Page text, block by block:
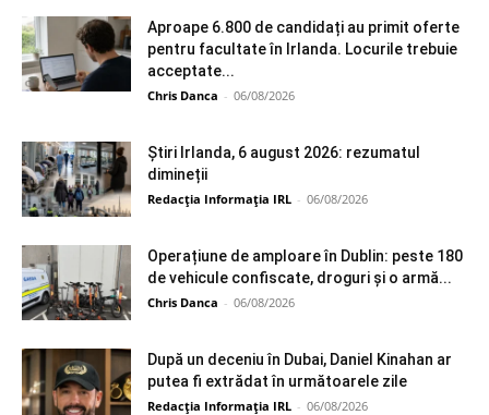
Aproape 6.800 de candidați au primit oferte
pentru facultate în Irlanda. Locurile trebuie
acceptate...
Chris Danca - 06/08/2026
Știri Irlanda, 6 august 2026: rezumatul
dimineții
Redacția Informația IRL - 06/08/2026
Operațiune de amploare în Dublin: peste 180
de vehicule confiscate, droguri și o armă...
Chris Danca - 06/08/2026
După un deceniu în Dubai, Daniel Kinahan ar
putea fi extrădat în următoarele zile
Redacția Informația IRL - 06/08/2026